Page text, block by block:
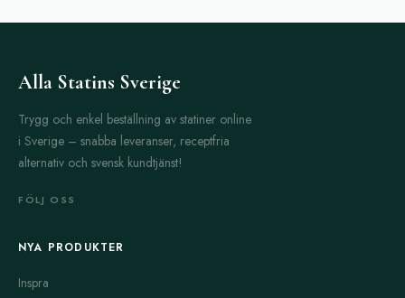
stimulerad. Tillsammans med sildenafil finns sildalis, som
Cialis, med den aktiva substansen tadalafil, är populär tack vare
sin långvariga effekt. Effekten kan pågå upp till 36 timmar, vilket
ger större frihet jämfört med andra läkemedel. Silvitra och
Levitra är ytterligare två välanvända alternativ. Levitra med den
användare upplever att den är mildare för magen och har
super avana, super p-force och extra super avana. Dessa
Alla Statins Sverige
Trygg och enkel beställning av statiner online
i Sverige – snabba leveranser, receptfria
alternativ och svensk kundtjänst!
FÖLJ OSS
NYA PRODUKTER
Inspra